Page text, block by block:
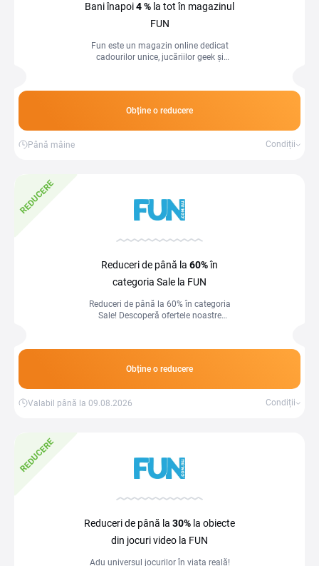
pagină găsești cupoane Fun actuale, cu descrierile
Bani înapoi4 % la tot în magazinul
FUN
Fun este un magazin online dedicat
cadourilor unice, jucăriilor geek și
Obține o reducere
Până mâine Condiții
REDUCERE
Reduceri de până la 60%în
categoria Sale la FUN
Reduceri de până la 60% în categoria
Sale! Descoperă ofertele noastre
prețurile reduse pentru a-ți îmbunătăți
perfecte!
Obține o reducere
Valabil până la 09.08.2026 Condiții
REDUCERE
Reduceri de până la 30% la obiecte
din jocuri video la FUN
Adu universul jocurilor în viața reală!